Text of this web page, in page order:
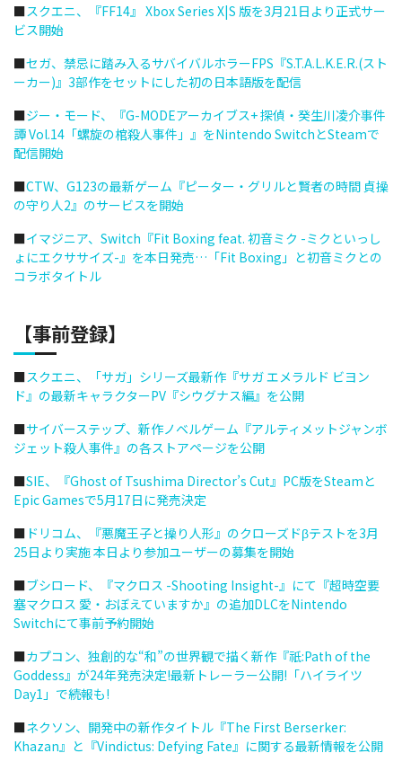
■スクエニ、『FF14』 Xbox Series X|S 版を3月21日より正式サー
ビス開始
■セガ、禁忌に踏み入るサバイバルホラーFPS『S.T.A.L.K.E.R.(スト
ーカー)』3部作をセットにした初の日本語版を配信
■ジー・モード、『G-MODEアーカイブス+ 探偵・癸生川凌介事件
譚 Vol.14「螺旋の棺殺人事件」』をNintendo SwitchとSteamで
配信開始
■CTW、G123の最新ゲーム『ピーター・グリルと賢者の時間 貞操
の守り人2』のサービスを開始
■イマジニア、Switch『Fit Boxing feat. 初音ミク -ミクといっし
ょにエクササイズ-』を本日発売…「Fit Boxing」と初音ミクとの
コラボタイトル
【事前登録】
■スクエニ、「サガ」シリーズ最新作『サガ エメラルド ビヨン
ド』の最新キャラクターPV『シウグナス編』を公開
■サイバーステップ、新作ノベルゲーム『アルティメットジャンボ
ジェット殺人事件』の各ストアページを公開
■SIE、『Ghost of Tsushima Director’s Cut』PC版をSteamと
Epic Gamesで5月17日に発売決定
■ ドリコム、『悪魔王子と操り人形』のクローズドβテストを3月
25日より実施 本日より参加ユーザーの募集を開始
■ブシロード、『マクロス -Shooting Insight-』にて『超時空要
塞マクロス 愛・おぼえていますか』の追加DLCをNintendo
Switchにて事前予約開始
■カプコン、独創的な“和”の世界観で描く新作『祇:Path of the
Goddess』が24年発売決定!最新トレーラー公開!「ハイライツ
Day1」で続報も!
■ネクソン、開発中の新作タイトル『The First Berserker:
Khazan』と『Vindictus: Defying Fate』に関する最新情報を公開